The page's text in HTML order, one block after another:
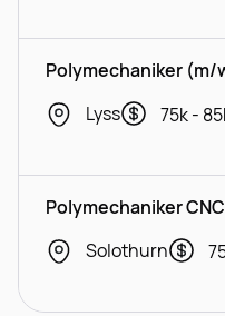
Polymechaniker (m/
Lyss
75k -
Polymechaniker
Solothurn